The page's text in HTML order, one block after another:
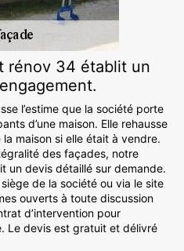
rénov 34 établit un
l’estime que la société porte
d’une maison. Elle rehausse
maison si elle était à vendre.
des façades, notre
un devis détaillé sur demande.
de la société ou via le site
ouverts à toute discussion
d’intervention pour
Le devis est gratuit et délivré